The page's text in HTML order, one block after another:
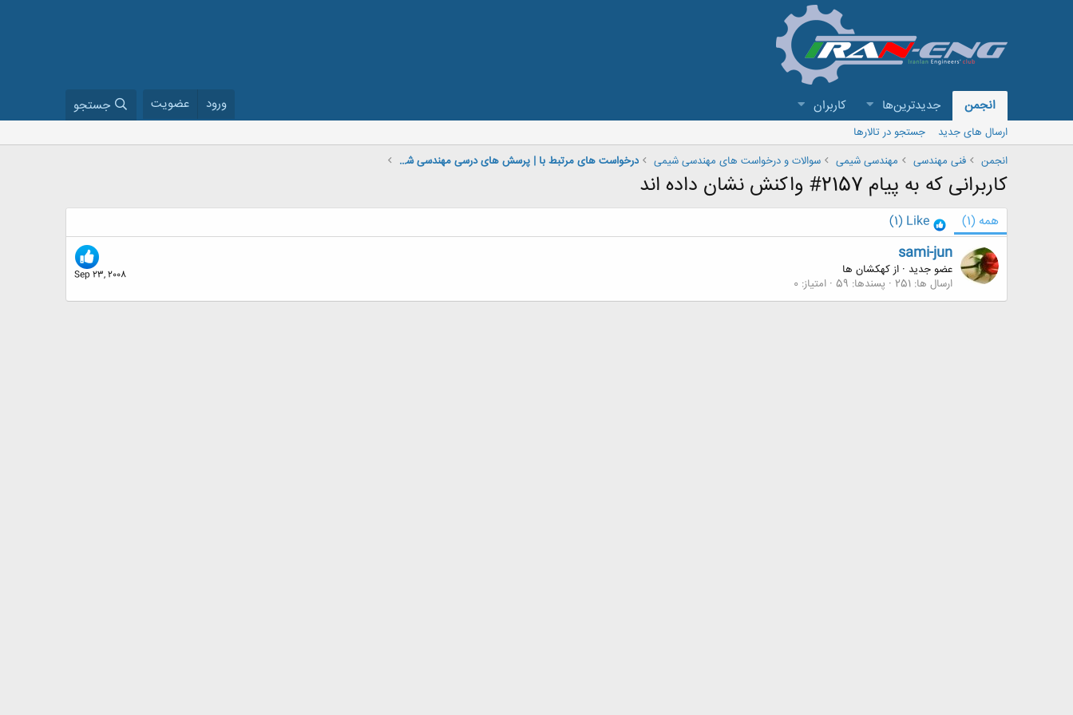
انجمن جدیدترین‌ها کاربران ورود عضویت جستجو
ارسال های جدید
جستجو در تالارها
انجمن
فنی مهندسی مهندسی شیمی سوالات و درخواست های مهندسی شیمی درخواست های مرتبط با | پرسش های درسی مهندسی شیمی
کاربرانی که به پیام 2157# واکنش نشان داده اند
همه (1)
Like
(1)
Sep 23, 2008
sami-jun
عضو جدید · ازکهکشان ها
ارسال ها 251 پسندها 59 امتیاز 0